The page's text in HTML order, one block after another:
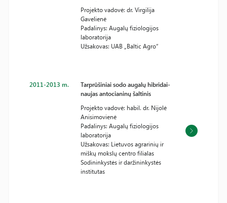
Projekto vadovė: dr. Virgilija
Gavelienė
Padalinys: Augalų fiziologijos
laboratorija
Užsakovas: UAB „Baltic Agro“
2011-2013 m.
Tarprūšiniai sodo augalų hibridai-
naujas antocianinų šaltinis
Projekto vadovė: habil. dr. Nijolė
Anisimovienė
Padalinys: Augalų fiziologijos
laboratorija
Užsakovas: Lietuvos agrarinių ir
miškų mokslų centro filialas
Sodininkystės ir daržininkystės
institutas